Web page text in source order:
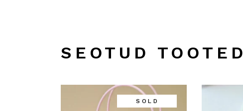
SEOTUD TOOTED
SOLD